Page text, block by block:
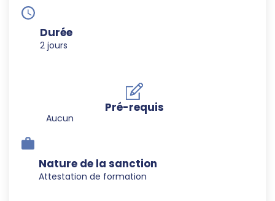
Durée
2 jours
Pré-requis
Aucun
Nature de la sanction
Attestation de formation